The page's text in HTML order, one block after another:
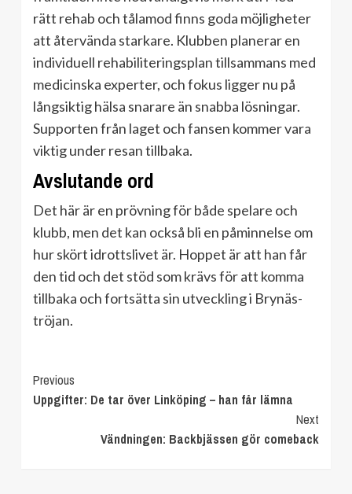
rätt rehab och tålamod finns goda möjligheter
att återvända starkare. Klubben planerar en
individuell rehabiliteringsplan tillsammans med
medicinska experter, och fokus ligger nu på
långsiktig hälsa snarare än snabba lösningar.
Supporten från laget och fansen kommer vara
viktig under resan tillbaka.
Avslutande ord
Det här är en prövning för både spelare och
klubb, men det kan också bli en påminnelse om
hur skört idrottslivet är. Hoppet är att han får
den tid och det stöd som krävs för att komma
tillbaka och fortsätta sin utveckling i Brynäs-
tröjan.
Continue
Reading
Previous
Uppgifter: De tar över Linköping – han får lämna
Next
Vändningen: Backbjässen gör comeback